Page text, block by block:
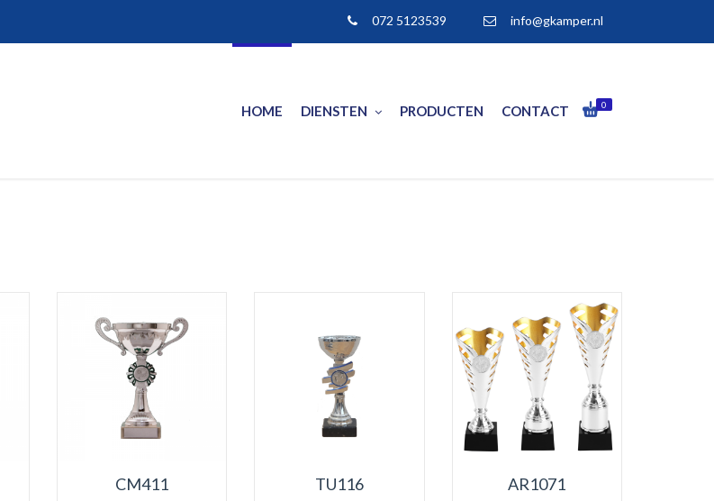
072 5123539 info@gkamper.nl
0
HOME DIENSTEN PRODUCTEN CONTACT
CM411 TU116 AR1071